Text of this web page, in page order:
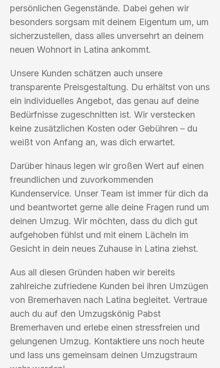
persönlichen Gegenstände. Dabei gehen wir
besonders sorgsam mit deinem Eigentum um, um
sicherzustellen, dass alles unversehrt an deinem
neuen Wohnort in Latina ankommt.
Unsere Kunden schätzen auch unsere
transparente Preisgestaltung. Du erhältst von uns
ein individuelles Angebot, das genau auf deine
Bedürfnisse zugeschnitten ist. Wir verstecken
keine zusätzlichen Kosten oder Gebühren – du
weißt von Anfang an, was dich erwartet.
Darüber hinaus legen wir großen Wert auf einen
freundlichen und zuvorkommenden
Kundenservice. Unser Team ist immer für dich da
und beantwortet gerne alle deine Fragen rund um
deinen Umzug. Wir möchten, dass du dich gut
aufgehoben fühlst und mit einem Lächeln im
Gesicht in dein neues Zuhause in Latina ziehst.
Aus all diesen Gründen haben wir bereits
zahlreiche zufriedene Kunden bei ihren Umzügen
von Bremerhaven nach Latina begleitet. Vertraue
auch du auf den Umzugskönig Pabst
Bremerhaven und erlebe einen stressfreien und
gelungenen Umzug. Kontaktiere uns noch heute
und lass uns gemeinsam deinen Umzugstraum